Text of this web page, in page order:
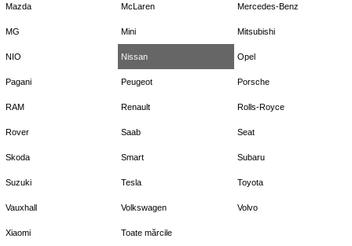
Mazda McLaren Mercedes-Benz
MG Mini Mitsubishi
NIO Nissan Opel
Pagani Peugeot Porsche
RAM Renault Rolls-Royce
Rover Saab Seat
Skoda Smart Subaru
Suzuki Tesla Toyota
Vauxhall Volkswagen Volvo
Xiaomi Toate mărcile